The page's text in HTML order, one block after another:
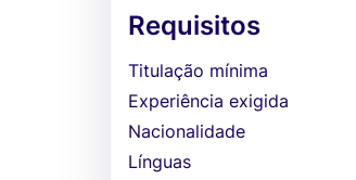
Requisitos
Titulação mínima
Experiência exigida
Nacionalidade
Línguas